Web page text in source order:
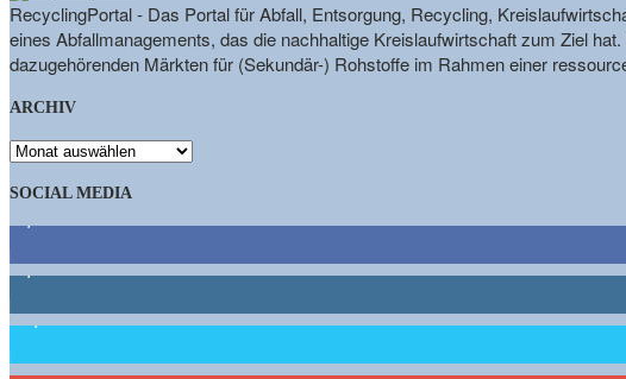
RecyclingPortal - Das Portal für Abfall, Entsorgung, Recycling,
eines Abfallmanagements, das die nachhaltige Kreislaufwirtschaft zum Ziel
dazugehörenden Märkten für (Sekundär-) Rohstoffe im Rahmen einer
ARCHIV
ARCHIV
SOCIAL MEDIA
1,662 Follower
15,658 Follower
460 Abonnenten